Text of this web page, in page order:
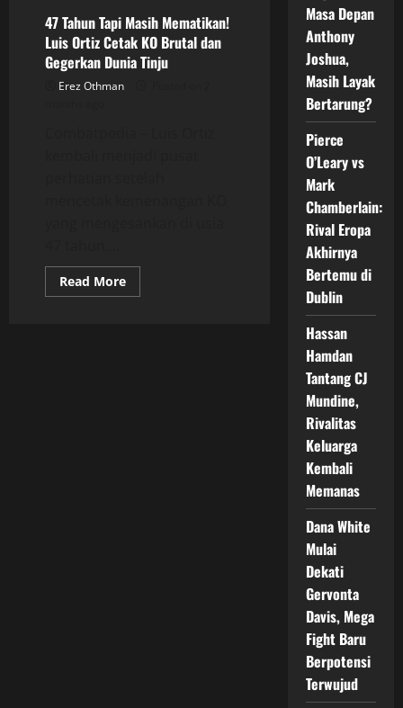
Duel
47 Tahun Tapi Masih Mematikan!
Luis Ortiz Cetak KO Brutal dan
Gegerkan Dunia Tinju
Erez Othman
Read MoreRead
more
Masa Depan
Anthony
Joshua,
Masih Layak
Bertarung?
Pierce
O’Leary vs
Mark
Chamberlain:
Rival Eropa
Akhirnya
Bertemu di
Dublin
Hassan
Hamdan
Tantang CJ
Mundine,
Rivalitas
Keluarga
Kembali
Memanas
Dana White
Mulai
Dekati
Gervonta
Davis, Mega
Fight Baru
Berpotensi
Terwujud